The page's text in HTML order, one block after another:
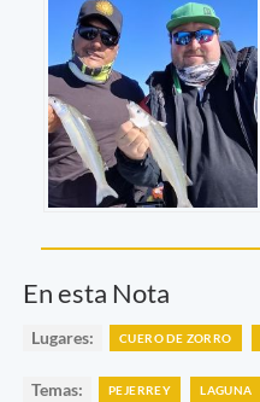
En esta Nota
Lugares: CUERO DE ZORRO
Temas: PEJERREY LAGUNA